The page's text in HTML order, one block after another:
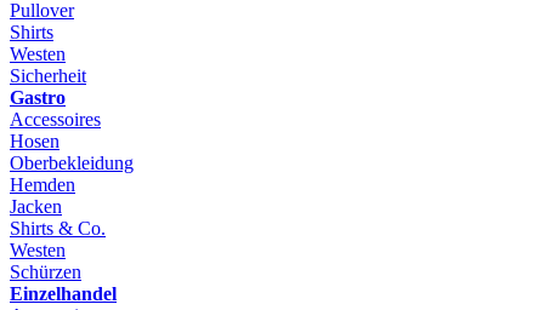
Pullover
Shirts
Westen
Sicherheit
Gastro
Accessoires
Hosen
Oberbekleidung
Hemden
Jacken
Shirts & Co.
Westen
Schürzen
Einzelhandel